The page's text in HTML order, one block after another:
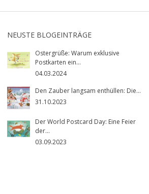
NEUSTE BLOGEINTRÄGE
Ostergrüße: Warum exklusive
Postkarten ein...
04.03.2024
Den Zauber langsam enthüllen: Die...
31.10.2023
Der World Postcard Day: Eine Feier
der...
03.09.2023